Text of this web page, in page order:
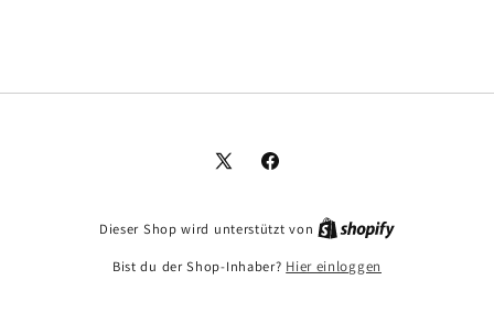
X
Facebook
Dieser Shop wird unterstützt von
Bist du der Shop-Inhaber? Hier einloggen